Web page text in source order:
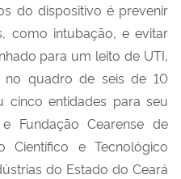
do dispositivo é prevenir
como intubação, e evitar
para um leito de UTI,
quadro de seis de 10
cinco entidades para seu
Fundação Cearense de
Científico e Tecnológico
do Estado do Ceará